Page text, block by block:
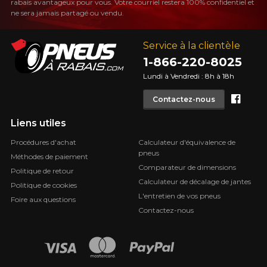
CODE PROMORABAIS10
POUR UN TEMPS LIMITÉ SUR
PRODUITS SÉLECTIONNÉS.
MINIMUM DE 500$ AVANT TAXES.
PLUS D'INFO
RABAIS10
PRODUITS SÉLECTIONNÉS.
PLUS D'INFO
CODE PROMO RABAIS10
MINIMUM DE 500$ AVANT TAXES.
PLUS D'INFO
PLUS D'INFO
Service à la clientèle
1-866-220-8025
Lundi à Vendredi : 8h à 18h
Contactez-nous
Liens utiles
Procédures d'achat
Méthodes de paiement
Politique de retour
Politique de cookies
Foire aux questions
Calculateur d'équivalence de
pneus
Comparateur de dimensions
Calculateur de décalage de jantes
L'entretien de vos pneus
Contactez-nous
rabais avantageux pour vous. Votre courriel restera 100% confidentiel et
ne sera jamais partagé ou vendu.